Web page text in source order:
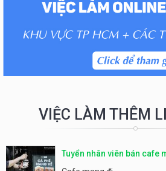
VIỆC LÀM THÊM
Tuyển nhân viên bán